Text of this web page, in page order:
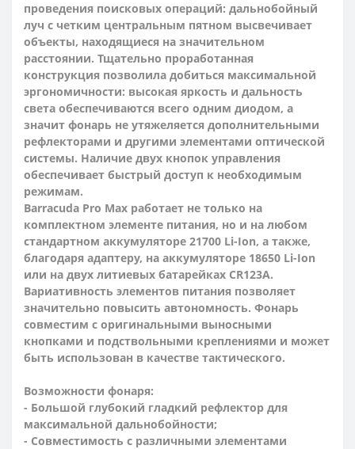
проведения поисковых операций: дальнобойный
луч с четким центральным пятном высвечивает
объекты, находящиеся на значительном
расстоянии. Тщательно проработанная
конструкция позволила добиться максимальной
эргономичности: высокая яркость и дальность
света обеспечиваются всего одним диодом, а
значит фонарь не утяжеляется дополнительными
рефлекторами и другими элементами оптической
системы. Наличие двух кнопок управления
обеспечивает быстрый доступ к необходимым
режимам.
Barracuda Pro Max работает не только на
комплектном элементе питания, но и на любом
стандартном аккумуляторе 21700 Li-Ion, а также,
благодаря адаптеру, на аккумуляторе 18650 Li-Ion
или на двух литиевых батарейках CR123A.
Вариативность элементов питания позволяет
значительно повысить автономность. Фонарь
совместим с оригинальными выносными
кнопками и подствольными креплениями и может
быть использован в качестве тактического.
Возможности фонаря:
- Большой глубокий гладкий рефлектор для
максимальной дальнобойности;
- Cовместимость с различными элементами